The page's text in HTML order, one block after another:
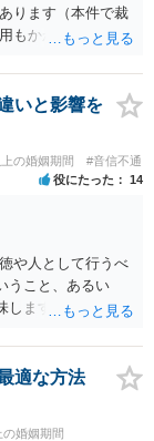
ります（本件で裁
もかかりますし、
ましょう。
いと影響を
の婚姻期間 #音信不通
役にたった 14
や人として行うべ
うこと、あるい
します。 道義的責
、他人からの信用
な事実上の不利益
適な方法
婚姻期間